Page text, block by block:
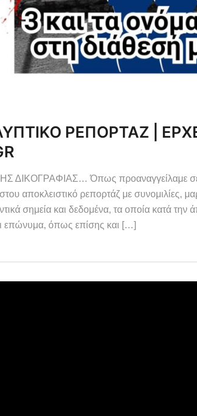
ΡΕΠΟΡΤΑΖ |
ΔΙΚΟΓΡΑΦΙΑΣ… Όπως προαναγγείλαμε
αποκλειστικό ρεπορτάζ με συνομιλίες,
σημεία και δεδομένα, τα οποία κατά την
επώνυμα, όπως επίσης και […]